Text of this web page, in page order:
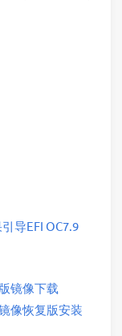
导EFI OC7.9
镜像下载
像恢复版安装